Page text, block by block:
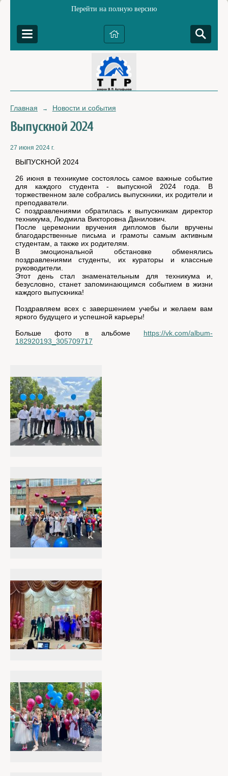
Перейти на полную версию
Главная → Новости и события
Выпускной 2024
27 июня 2024 г.
ВЫПУСКНОЙ 2024
26 июня в техникуме состоялось самое важные событие
для каждого студента - выпускной 2024 года. В
торжественном зале собрались выпускники, их родители и
преподаватели.
С поздравлениями обратилась к выпускникам директор
техникума, Людмила Викторовна Данилович.
После церемонии вручения дипломов были вручены
благодарственные письма и грамоты самым активным
студентам, а также их родителям.
В эмоциональной обстановке обменялись
поздравлениями студенты, их кураторы и классные
руководители.
Этот день стал знаменательным для техникума и,
безусловно, станет запоминающимся событием в жизни
каждого выпускника!
Поздравляем всех с завершением учебы и желаем вам
яркого будущего и успешной карьеры!
Больше фото в альбоме https://vk.com/album-
182920193_305709717